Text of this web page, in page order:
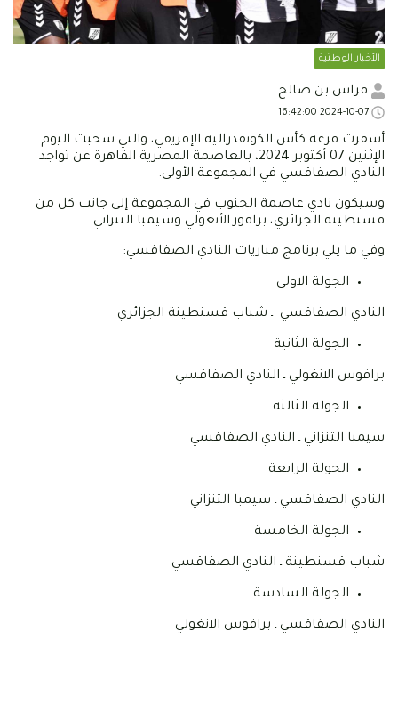
الأخبار الوطنية
فراس بن صالح
أسفرت قرعة كأس الكونفدرالية الإفريقي، والتي سحبت اليوم
الإثنين 07 أكتوبر 2024، بالعاصمة المصرية القاهرة عن تواجد
النادي الصفاقسي في المجموعة الأولى.
وسيكون نادي عاصمة الجنوب في المجموعة إلى جانب كل من
قسنطينة الجزائري، برافوز الأنغولي وسيمبا التنزاني.
وفي ما يلي برنامج مباريات النادي الصفاقسي:
الجولة الاولى
النادي الصفاقسي ـ شباب قسنطينة الجزائري
الجولة الثانية
برافوس الانغولي ـ النادي الصفاقسي
الجولة الثالثة
سيمبا التنزاني ـ النادي الصفاقسي
الجولة الرابعة
النادي الصفاقسي ـ سيمبا التنزاني
الجولة الخامسة
شباب قسنطينة ـ النادي الصفاقسي
الجولة السادسة
النادي الصفاقسي ـ برافوس الانغولي